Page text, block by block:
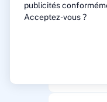
publicités
Acceptez-vous ?